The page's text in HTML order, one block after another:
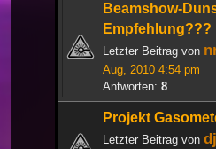
Beamshow-
Empfehlung???
Letzter Beitrag von
Aug, 2010 4:54 pm
Antworten: 8
Projekt
Letzter Beitrag von